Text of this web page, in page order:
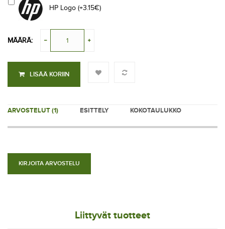
HP Logo (+3.15€)
MÄÄRÄ:
LISÄÄ KORIIN
ARVOSTELUT (1) ESITTELY KOKOTAULUKKO
KIRJOITA ARVOSTELU
Liittyvät tuotteet